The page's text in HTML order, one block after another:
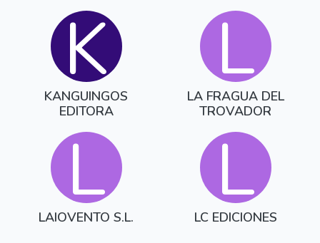
K
KANGUINGOS
EDITORA
L
LA FRAGUA DEL
TROVADOR
L
LAIOVENTO S.L. L
LC EDICIONES